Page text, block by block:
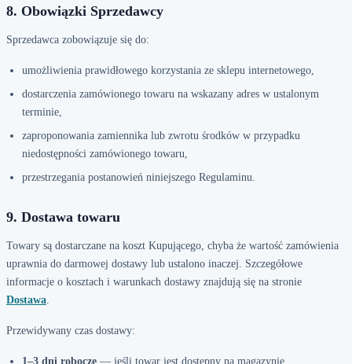
8. Obowiązki Sprzedawcy
Sprzedawca zobowiązuje się do:
umożliwienia prawidłowego korzystania ze sklepu internetowego,
dostarczenia zamówionego towaru na wskazany adres w ustalonym
terminie,
zaproponowania zamiennika lub zwrotu środków w przypadku
niedostępności zamówionego towaru,
przestrzegania postanowień niniejszego Regulaminu.
9. Dostawa towaru
Towary są dostarczane na koszt Kupującego, chyba że wartość zamówienia
uprawnia do darmowej dostawy lub ustalono inaczej. Szczegółowe
informacje o kosztach i warunkach dostawy znajdują się na stronie
Dostawa.
Przewidywany czas dostawy:
1–3 dni robocze — jeśli towar jest dostępny na magazynie,